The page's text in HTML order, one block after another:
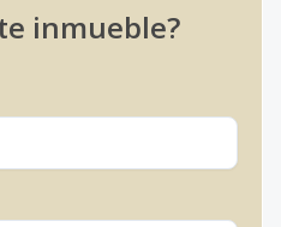
inmueble?